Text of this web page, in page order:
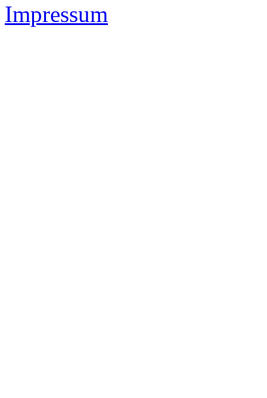
Impressum